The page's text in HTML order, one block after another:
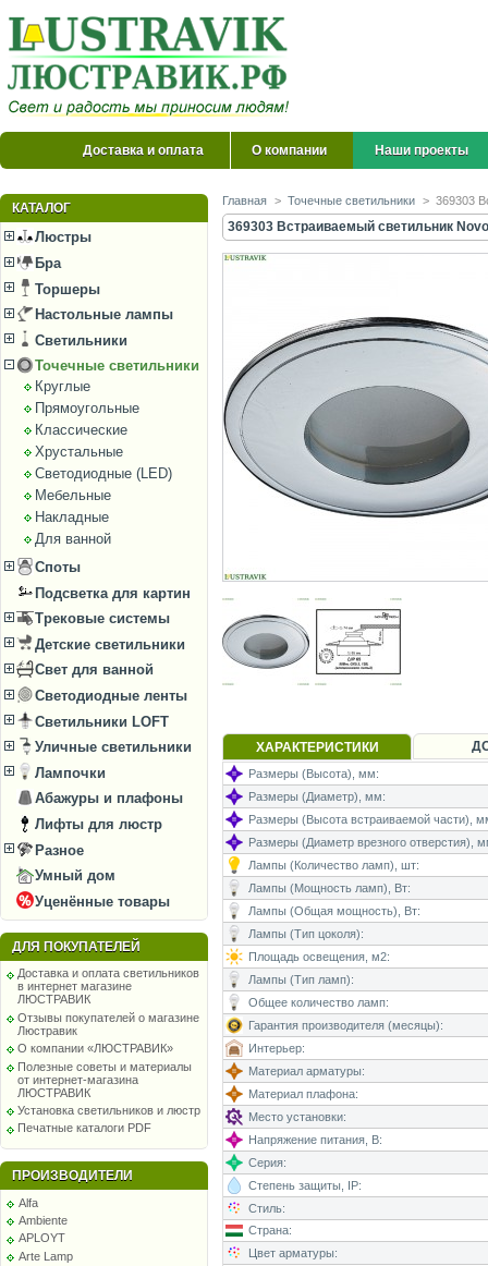
Доставка и оплата О компании Наши проекты
КАТАЛОГ
Люстры
Бра
Торшеры
Настольные лампы
Светильники
Точечные светильники
Круглые
Прямоугольные
Классические
Хрустальные
Светодиодные (LED)
Мебельные
Накладные
Для ванной
Споты
Подсветка для картин
Трековые системы
Детские светильники
Свет для ванной
Светодиодные ленты
Светильники LOFT
Уличные светильники
Лампочки
Абажуры и плафоны
Лифты для люстр
Разное
Умный дом
Уценённые товары
ДЛЯ ПОКУПАТЕЛЕЙ
Доставка и оплата светильников
в интернет магазине
ЛЮСТРАВИК
Отзывы покупателей о магазине
Люстравик
О компании «ЛЮСТРАВИК»
Полезные советы и материалы
от интернет-магазина
ЛЮСТРАВИК
Установка светильников и люстр
Печатные каталоги PDF
ПРОИЗВОДИТЕЛИ
Alfa
Ambiente
APLOYT
Arte Lamp
Главная > Точечные светильники > 369303
369303 Встраиваемый светильник
ХАРАКТЕРИСТИКИ
Размеры (Высота), мм:
Размеры (Диаметр), мм:
Размеры (Высота встраиваемой части),
Размеры (Диаметр врезного отверстия),
Лампы (Количество ламп), шт:
Лампы (Мощность ламп), Вт:
Лампы (Общая мощность), Вт:
Лампы (Тип цоколя):
Площадь освещения, м2:
Лампы (Тип ламп):
Общее количество ламп:
Гарантия производителя (месяцы):
Интерьер:
Материал арматуры:
Материал плафона:
Место установки:
Напряжение питания, В:
Серия:
Степень защиты, IP:
Стиль:
Страна:
Цвет арматуры: